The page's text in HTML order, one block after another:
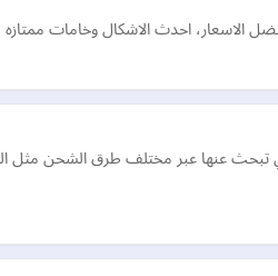
الاسعار، احدث الاشكال وخامات ممتازه
تبحث عنها عبر مختلف طرق الشحن مثل